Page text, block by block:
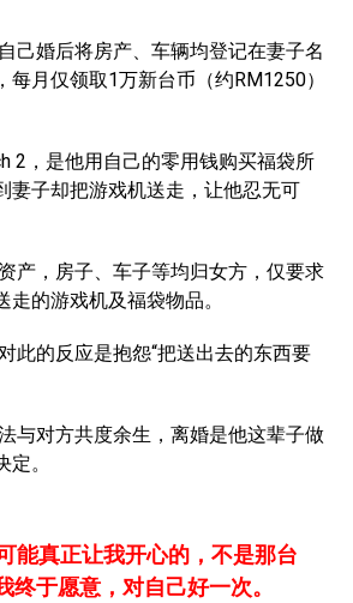
己婚后将房产、车辆均登记在妻子名
每月仅领取1万新台币（约RM1250）
2，是他用自己的零用钱购买福袋所
妻子却把游戏机送走，让他忍无可
产，房子、车子等均归女方，仅要求
的游戏机及福袋物品。
此的反应是抱怨“把送出去的东西要
与对方共度余生，离婚是他这辈子做
。
能真正让我开心的，不是那台
终于愿意，对自己好一次。